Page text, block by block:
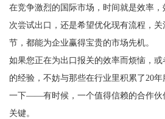
在竞争激烈的国际市场，时间就是效率
次尝试出口，还是希望优化现有流程，
节，都能为企业赢得宝贵的市场先机。
如果您正在为出口报关的效率而烦恼，
的经验，不妨与那些在行业里积累了20
一下——有时候，一个值得信赖的合作伙
关键。